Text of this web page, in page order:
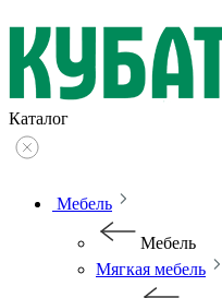
Каталог
Мебель
Мебель
Мягкая мебель